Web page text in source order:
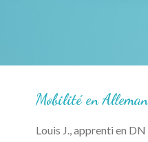
Mobilité en
Louis J., apprenti en